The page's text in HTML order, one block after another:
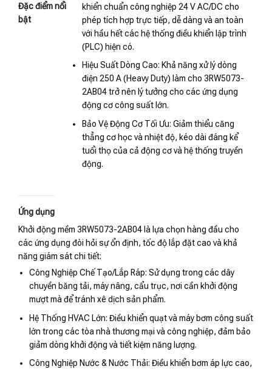
Đặc điểm nổi
bật
khiển chuẩn công nghiệp 24 V AC/DC cho
phép tích hợp trực tiếp, dễ dàng và an toàn
với hầu hết các hệ thống điều khiển lập trình
(PLC) hiện có.
Hiệu Suất Dòng Cao: Khả năng xử lý dòng
điện 250 A (Heavy Duty) làm cho 3RW5073-
2AB04 trở nên lý tưởng cho các ứng dụng
động cơ công suất lớn.
Bảo Vệ Động Cơ Tối Ưu: Giảm thiểu căng
thẳng cơ học và nhiệt độ, kéo dài đáng kể
tuổi thọ của cả động cơ và hệ thống truyền
động.
Ứng dụng
Khởi động mềm 3RW5073-2AB04 là lựa chọn hàng đầu cho
các ứng dụng đòi hỏi sự ổn định, tốc độ lắp đặt cao và khả
năng giám sát chi tiết:
Công Nghiệp Chế Tạo/Lắp Ráp: Sử dụng trong các dây
chuyền băng tải, máy nâng, cẩu trục, nơi cần khởi động
mượt mà để tránh xê dịch sản phẩm.
Hệ Thống HVAC Lớn: Điều khiển quạt và máy bơm công suất
lớn trong các tòa nhà thương mại và công nghiệp, đảm bảo
giảm dòng khởi động và tiết kiệm năng lượng.
Công Nghiệp Nước & Nước Thải: Điều khiển bơm áp lực cao,